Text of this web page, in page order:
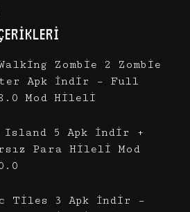
Zombie 2 Zombie
Apk İndir – Full
Mod Hileli
Island 5 Apk İndir +
Para Hileli Mod
Tiles 3 Apk İndir –